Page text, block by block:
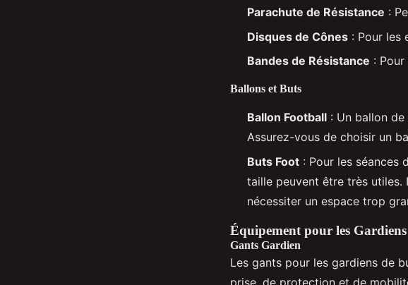
Parachute de Résistance :
Disques de Cônes : Pour les
Bandes de Résistance :
Ballons et Buts
Ballon Football : Un ballon
Assurez-vous de choisir un
Buts Foot : Pour les séances
taille peuvent être très
nécessiter un espace trop
Équipement pour les Gardiens
Gants Gardien
Les gants pour les gardiens de
prise, de protection et de